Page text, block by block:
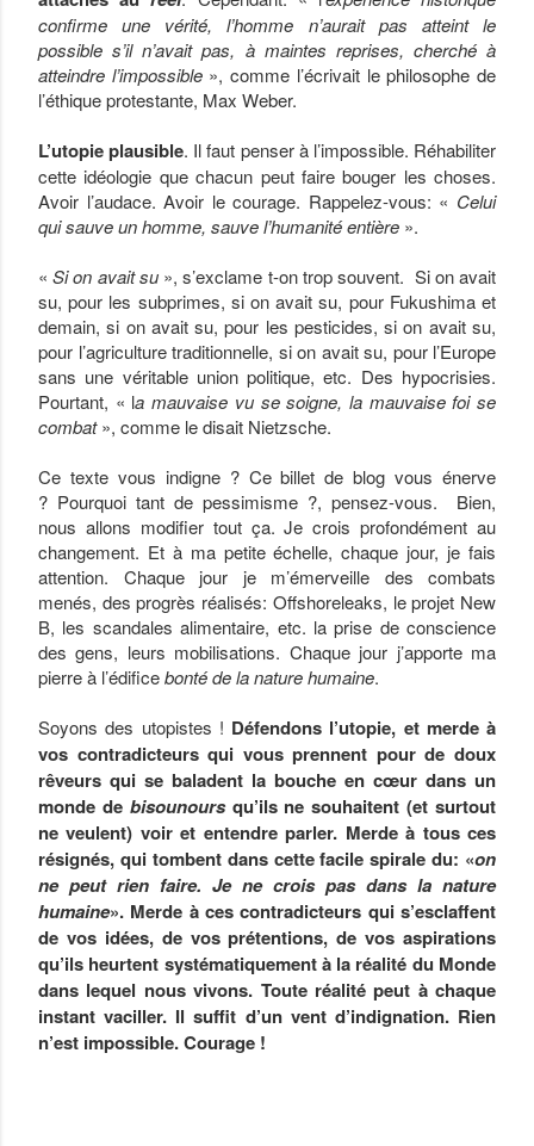
confirme une vérité, l’homme n’aurait pas atteint le
possible s’il n’avait pas, à maintes reprises, cherché à
atteindre l’impossible», comme l’écrivait le philosophe de
l’éthique protestante, Max Weber.
L’utopie plausible. Il faut penser à l’impossible. Réhabiliter
cette idéologie que chacun peut faire bouger les choses.
Avoir l’audace. Avoir le courage. Rappelez-vous: « Celui
qui sauve un homme, sauve l’humanité entière ».
«Si on avait su», s’exclame t-on trop souvent. Si on avait
su, pour les subprimes, si on avait su, pour Fukushima et
demain, si on avait su, pour les pesticides, si on avait su,
pour l’agriculture traditionnelle, si on avait su, pour l’Europe
sans une véritable union politique, etc. Des hypocrisies.
Pourtant, « la mauvaise vu se soigne, la mauvaise foi se
combat», comme le disait Nietzsche.
Ce texte vous indigne ? Ce billet de blog vous énerve
? Pourquoi tant de pessimisme ?, pensez-vous. Bien,
nous allons modifier tout ça. Je crois profondément au
changement. Et à ma petite échelle, chaque jour, je fais
attention. Chaque jour je m’émerveille des combats
menés, des progrès réalisés: Offshoreleaks, le projet New
B, les scandales alimentaire, etc. la prise de conscience
des gens, leurs mobilisations. Chaque jour j’apporte ma
pierre à l’édificebonté de la nature humaine.
Soyons des utopistes ! Défendons l’utopie, et merde à
vos contradicteurs qui vous prennent pour de doux
rêveurs qui se baladent la bouche en cœur dans un
monde de bisounoursqu’ils ne souhaitent (et surtout
ne veulent) voir et entendre parler. Merde à tous ces
résignés, qui tombent dans cette facile spirale du: «on
ne peut rien faire. Je ne crois pas dans la nature
humaine». Merde à ces contradicteurs qui s’esclaffent
de vos idées, de vos prétentions, de vos aspirations
qu’ils heurtent systématiquement à la réalité du Monde
dans lequel nous vivons. Toute réalité peut à chaque
instant vaciller. Il suffit d’un vent d’indignation. Rien
n’est impossible. Courage !